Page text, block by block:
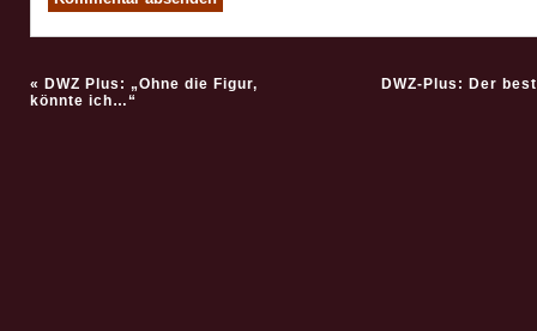
« DWZ Plus: „Ohne die Figur,
könnte ich…“
DWZ-Plus: Der